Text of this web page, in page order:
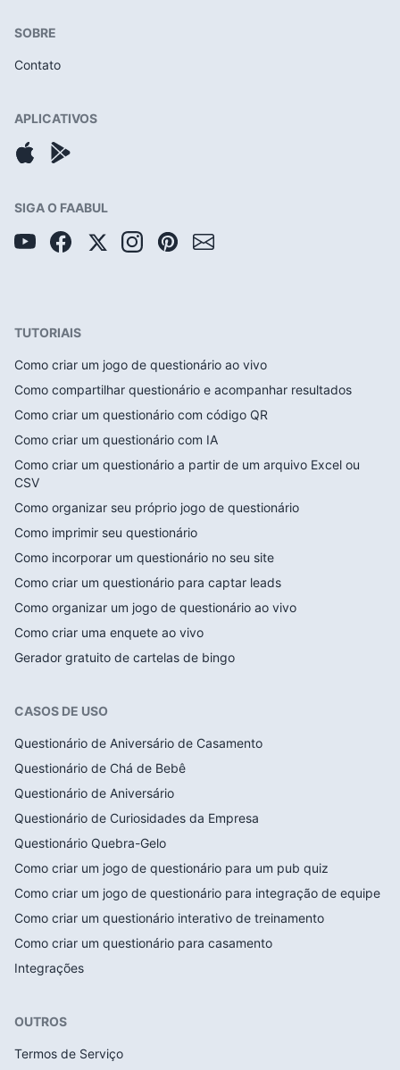
SOBRE
Contato
APLICATIVOS
SIGA O FAABUL
TUTORIAIS
Como criar um jogo de questionário ao vivo
Como compartilhar questionário e acompanhar resultados
Como criar um questionário com código QR
Como criar um questionário com IA
Como criar um questionário a partir de um arquivo Excel ou
CSV
Como organizar seu próprio jogo de questionário
Como imprimir seu questionário
Como incorporar um questionário no seu site
Como criar um questionário para captar leads
Como organizar um jogo de questionário ao vivo
Como criar uma enquete ao vivo
Gerador gratuito de cartelas de bingo
CASOS DE USO
Questionário de Aniversário de Casamento
Questionário de Chá de Bebê
Questionário de Aniversário
Questionário de Curiosidades da Empresa
Questionário Quebra-Gelo
Como criar um jogo de questionário para um pub quiz
Como criar um jogo de questionário para integração de equipe
Como criar um questionário interativo de treinamento
Como criar um questionário para casamento
Integrações
OUTROS
Termos de Serviço